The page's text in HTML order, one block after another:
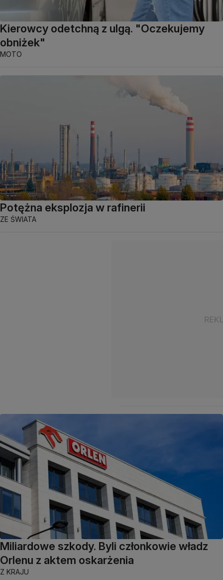
Kierowcy odetchną z ulgą. "Oczekujemy
obniżek"
MOTO
Potężna eksplozja w rafinerii
ZE ŚWIATA
Miliardowe szkody. Byli członkowie władz
Orlenu z aktem oskarżenia
Z KRAJU